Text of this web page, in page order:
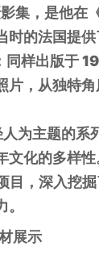
，是他在
的法国提供
样出版于
片，从独特
主题的系
化的多样性
，深入挖
展示